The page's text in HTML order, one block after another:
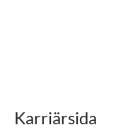
Karriärsida